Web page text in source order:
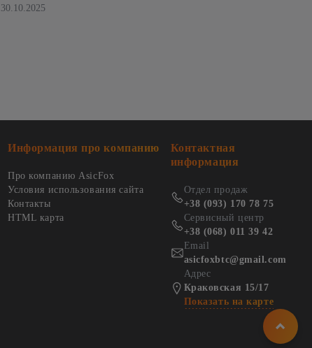
30.10.2025
Информация про компанию
Про компанию AsicFox
Условия использования сайта
Контакты
HTML карта
Контактная
информация
Отдел продаж
+38 (093) 170 78 75
Сервисный центр
+38 (068) 011 39 42
Email
asicfoxbtc@gmail.com
Адрес
Краковская 15/17
Показать на карте